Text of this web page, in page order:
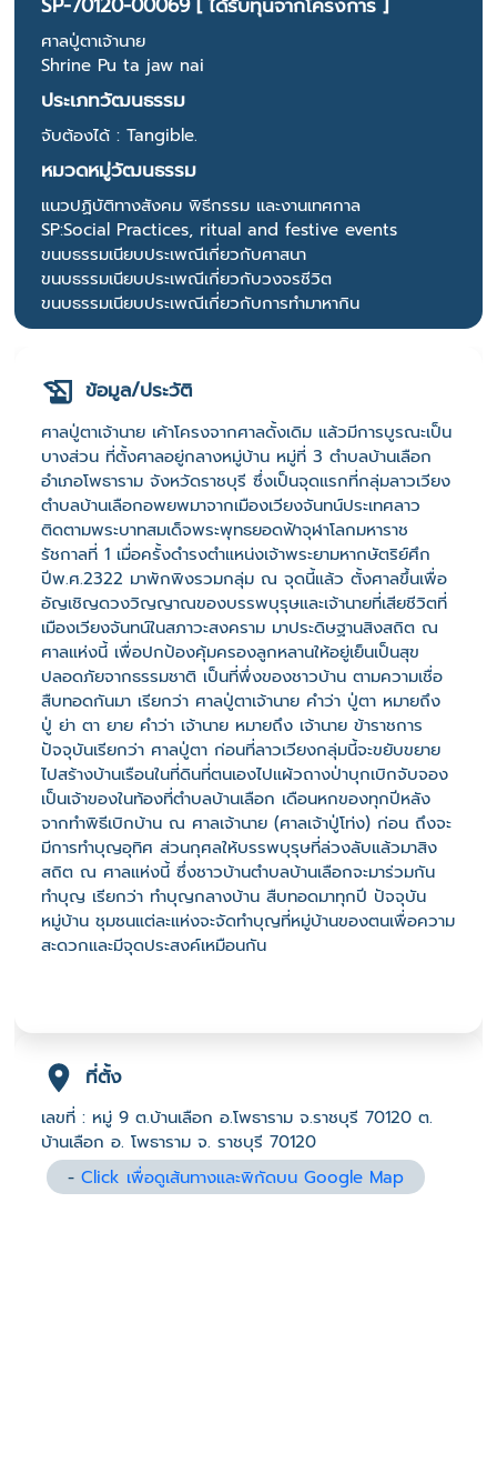
ศาลปู่ตาเจ้านาย
Shrine Pu ta jaw nai
ประเภทวัฒนธรรม
จับต้องได้ : Tangible.
หมวดหมู่วัฒนธรรม
แนวปฏิบัติทางสังคม พิธีกรรม และงานเทศกาล
SP:Social Practices, ritual and festive events
ขนบธรรมเนียบประเพณีเกี่ยวกับศาสนา
ขนบธรรมเนียบประเพณีเกี่ยวกับวงจรชีวิต
ขนบธรรมเนียบประเพณีเกี่ยวกับการทำมาหากิน
ข้อมูล/ประวัติ
ศาลปู่ตาเจ้านาย เค้าโครงจากศาลดั้งเดิม แล้วมีการบูรณะเป็น
บางส่วน ที่ตั้งศาลอยู่กลางหมู่บ้าน หมู่ที่ 3 ตำบลบ้านเลือก
อำเภอโพธาราม จังหวัดราชบุรี ซึ่งเป็นจุดแรกที่กลุ่มลาวเวียง
ตำบลบ้านเลือกอพยพมาจากเมืองเวียงจันทน์ประเทศลาว
ติดตามพระบาทสมเด็จพระพุทธยอดฟ้าจุฬาโลกมหาราช
รัชกาลที่ 1 เมื่อครั้งดำรงตำแหน่งเจ้าพระยามหากษัตริย์ศึก
ปีพ.ศ.2322 มาพักพิงรวมกลุ่ม ณ จุดนี้แล้ว ตั้งศาลขึ้นเพื่อ
อัญเชิญดวงวิญญาณของบรรพบุรุษและเจ้านายที่เสียชีวิตที่
เมืองเวียงจันทน์ในสภาวะสงคราม มาประดิษฐานสิงสถิต ณ
ศาลแห่งนี้ เพื่อปกป้องคุ้มครองลูกหลานให้อยู่เย็นเป็นสุข
ปลอดภัยจากธรรมชาติ เป็นที่พึ่งของชาวบ้าน ตามความเชื่อ
สืบทอดกันมา เรียกว่า ศาลปู่ตาเจ้านาย คำว่า ปู่ตา หมายถึง
ปู่ ย่า ตา ยาย คำว่า เจ้านาย หมายถึง เจ้านาย ข้าราชการ
ปัจจุบันเรียกว่า ศาลปู่ตา ก่อนที่ลาวเวียงกลุ่มนี้จะขยับขยาย
ไปสร้างบ้านเรือนในที่ดินที่ตนเองไปแผ้วถางป่าบุกเบิกจับจอง
เป็นเจ้าของในท้องที่ตำบลบ้านเลือก เดือนหกของทุกปีหลัง
จากทำพิธีเบิกบ้าน ณ ศาลเจ้านาย (ศาลเจ้าปู่โท่ง) ก่อน ถึงจะ
มีการทำบุญอุทิศ ส่วนกุศลให้บรรพบุรุษที่ล่วงลับแล้วมาสิง
สถิต ณ ศาลแห่งนี้ ซึ่งชาวบ้านตำบลบ้านเลือกจะมาร่วมกัน
ทำบุญ เรียกว่า ทำบุญกลางบ้าน สืบทอดมาทุกปี ปัจจุบัน
หมู่บ้าน ชุมชนแต่ละแห่งจะจัดทำบุญที่หมู่บ้านของตนเพื่อความ
สะดวกและมีจุดประสงค์เหมือนกัน
ที่ตั้ง
เลขที่ : หมู่ 9 ต.บ้านเลือก อ.โพธาราม จ.ราชบุรี 70120 ต.
บ้านเลือก อ. โพธาราม จ. ราชบุรี 70120
-Click เพื่อดูเส้นทางและพิกัดบน Google Map